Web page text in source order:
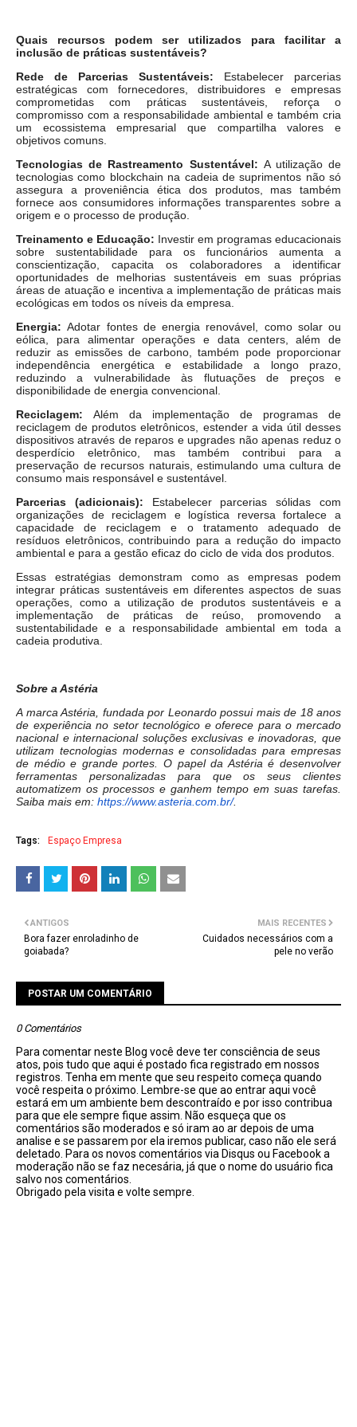
Quais recursos podem ser utilizados para facilitar a
inclusão de práticas sustentáveis?
Rede de Parcerias Sustentáveis: Estabelecer parcerias
estratégicas com fornecedores, distribuidores e empresas
comprometidas com práticas sustentáveis, reforça o
compromisso com a responsabilidade ambiental e também cria
um ecossistema empresarial que compartilha valores e
objetivos comuns.
Tecnologias de Rastreamento Sustentável: A utilização de
tecnologias como blockchain na cadeia de suprimentos não só
assegura a proveniência ética dos produtos, mas também
fornece aos consumidores informações transparentes sobre a
origem e o processo de produção.
Treinamento e Educação: Investir em programas educacionais
sobre sustentabilidade para os funcionários aumenta a
conscientização, capacita os colaboradores a identificar
oportunidades de melhorias sustentáveis em suas próprias
áreas de atuação e incentiva a implementação de práticas mais
ecológicas em todos os níveis da empresa.
Energia:Adotar fontes de energia renovável, como solar ou
eólica, para alimentar operações e data centers, além de
reduzir as emissões de carbono, também pode proporcionar
independência energética e estabilidade a longo prazo,
reduzindo a vulnerabilidade às flutuações de preços e
disponibilidade de energia convencional.
Reciclagem: Além da implementação de programas de
reciclagem de produtos eletrônicos, estender a vida útil desses
dispositivos através de reparos e upgrades não apenas reduz o
desperdício eletrônico, mas também contribui para a
preservação de recursos naturais, estimulando uma cultura de
consumo mais responsável e sustentável.
Parcerias (adicionais): Estabelecer parcerias sólidas com
organizações de reciclagem e logística reversa fortalece a
capacidade de reciclagem e o tratamento adequado de
resíduos eletrônicos, contribuindo para a redução do impacto
ambiental e para a gestão eficaz do ciclo de vida dos produtos.
Essas estratégias demonstram como as empresas podem
integrar práticas sustentáveis em diferentes aspectos de suas
operações, como a utilização de produtos sustentáveis e a
implementação de práticas de reúso, promovendo a
sustentabilidade e a responsabilidade ambiental em toda a
cadeia produtiva.
Sobre a Astéria
A marca Astéria, fundada por Leonardo possui mais de 18 anos
de experiência no setor tecnológico e oferece para o mercado
nacional e internacional soluções exclusivas e inovadoras, que
utilizam tecnologias modernas e consolidadas para empresas
de médio e grande portes. O papel da Astéria é desenvolver
ferramentas personalizadas para que os seus clientes
automatizem os processos e ganhem tempo em suas tarefas.
Saiba mais em: https://www.asteria.com.br/.
Tags: Espaço Empresa
MAIS RECENTES
Cuidados necessários com a
pele no verão
ANTIGOS
Bora fazer enroladinho de
goiabada?
POSTAR UM COMENTÁRIO
0 Comentários
Para comentar neste Blog você deve ter consciência de seus
atos, pois tudo que aqui é postado fica registrado em nossos
registros. Tenha em mente que seu respeito começa quando
você respeita o próximo. Lembre-se que ao entrar aqui você
estará em um ambiente bem descontraído e por isso contribua
para que ele sempre fique assim. Não esqueça que os
comentários são moderados e só iram ao ar depois de uma
analise e se passarem por ela iremos publicar, caso não ele será
deletado. Para os novos comentários via Disqus ou Facebook a
moderação não se faz necesária, já que o nome do usuário fica
salvo nos comentários.
Obrigado pela visita e volte sempre.